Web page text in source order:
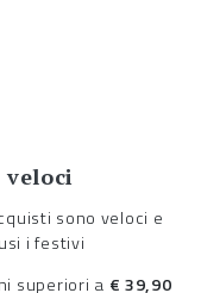
veloci
sono veloci e
i festivi
superiori a € 39,90